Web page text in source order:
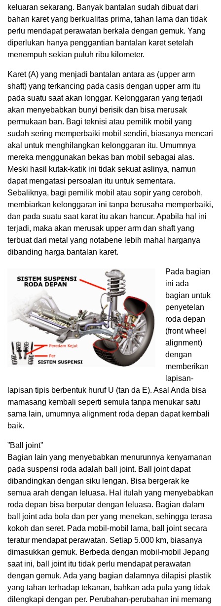
keluaran sekarang. Banyak bantalan sudah dibuat dari
bahan karet yang berkualitas prima, tahan lama dan tidak
perlu mendapat perawatan berkala dengan gemuk. Yang
diperlukan hanya penggantian bantaIan karet setelah
menempuh sekian puluh ribu kilometer.
Karet (A) yang menjadi bantalan antara as (upper arm
shaft) yang terkancing pada casis dengan upper arm itu
pada suatu saat akan longgar. Kelonggaran yang terjadi
akan menyebabkan bunyi berisik dan bisa merusak
permukaan ban. Bagi teknisi atau pemilik mobil yang
sudah sering memperbaiki mobil sendiri, biasanya mencari
akal untuk menghilangkan kelonggaran itu. Umumnya
mereka menggunakan bekas ban mobil sebagai alas.
Meski hasil kutak-katik ini tidak sekuat aslinya, namun
dapat mengatasi persoalan itu untuk sementara.
Sebaliknya, bagi pemilik mobil atau sopir yang ceroboh,
membiarkan kelonggaran ini tanpa berusaha memperbaiki,
dan pada suatu saat karat itu akan hancur. Apabila hal ini
terjadi, maka akan merusak upper arm dan shaft yang
terbuat dari metal yang notabene lebih mahal harganya
dibanding harga bantalan karet.
Pada bagian
ini ada
bagian untuk
penyetelan
roda depan
(front wheel
alignment)
dengan
memberikan
lapisan-
lapisan tipis berbentuk huruf U (tan da E). Asal Anda bisa
mamasang kembali seperti semula tanpa menukar satu
sama lain, umumnya alignment roda depan dapat kembali
baik.
”Ball joint”
Bagian lain yang menyebabkan menurunnya kenyamanan
pada suspensi roda adalah ball joint. Ball joint dapat
dibandingkan dengan siku lengan. Bisa bergerak ke
semua arah dengan leluasa. Hal itulah yang menyebabkan
roda depan bisa berputar dengan leluasa. Bagian dalam
ball joint ada bola dan per yang menekan, sehingga terasa
kokoh dan seret. Pada mobil-mobil lama, ball joint secara
teratur mendapat perawatan. Setiap 5.000 km, biasanya
dimasukkan gemuk. Berbeda dengan mobil-mobil Jepang
saat ini, ball joint itu tidak perlu mendapat perawatan
dengan gemuk. Ada yang bagian dalamnya dilapisi plastik
yang tahan terhadap tekanan, bahkan ada pula yang tidak
dilengkapi dengan per. Perubahan-perubahan ini memang